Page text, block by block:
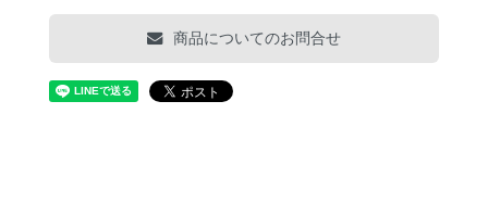
商品についてのお問合せ